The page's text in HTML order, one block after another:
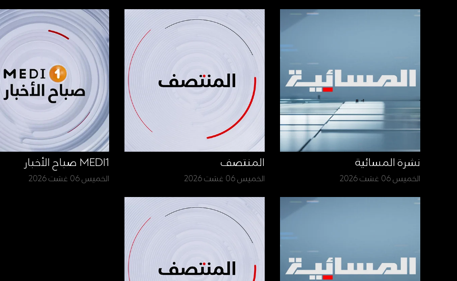
نشرة المسائية
الخميس 06 غشت 2026
المنتصف
الخميس 06 غشت 2026
MEDI1 صباح الأخبار
الخميس 06 غشت 2026